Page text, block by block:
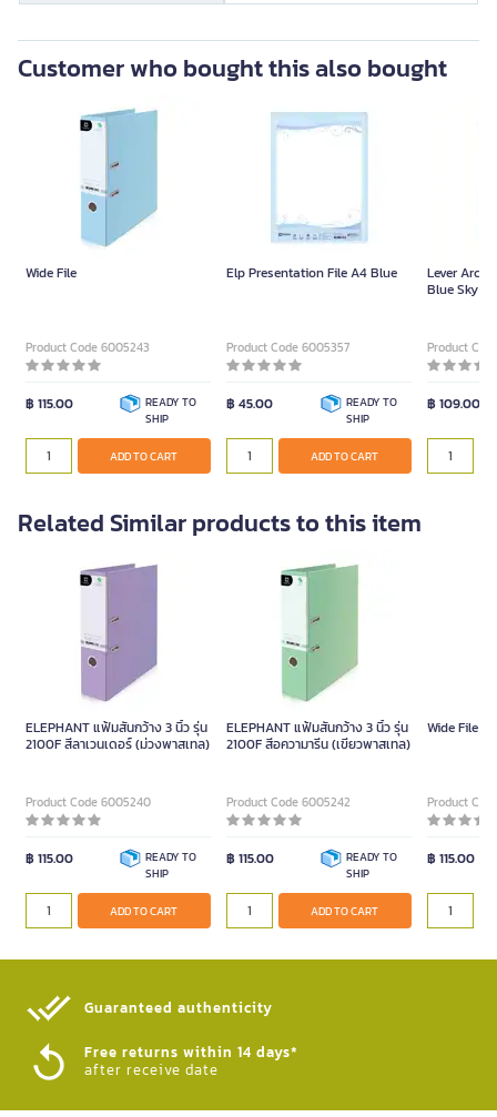
Customer who bought this also bought
Wide File
Product Code 6005243
฿ 115.00
READY TO
SHIP
ADD TO CART
Elp Presentation File A4 Blue
Product Code 6005357
฿ 45.00
READY TO
SHIP
ADD TO CART
Lever Arch
Blue Sky
Product
฿ 109.00
Related Similar products to this item
ELEPHANT แฟ้มสันกว้าง 3 นิ้ว รุ่น
2100F สีลาเวนเดอร์ (ม่วงพาสเทล)
Product Code 6005240
฿ 115.00
READY TO
SHIP
ADD TO CART
ELEPHANT แฟ้มสันกว้าง 3 นิ้ว รุ่น
2100F สีอความารีน (เขียวพาสเทล)
Product Code 6005242
฿ 115.00
READY TO
SHIP
ADD TO CART
Wide File
Product
฿ 115.00
Guaranteed authenticity​
Free returns within 14 days*
after receive date